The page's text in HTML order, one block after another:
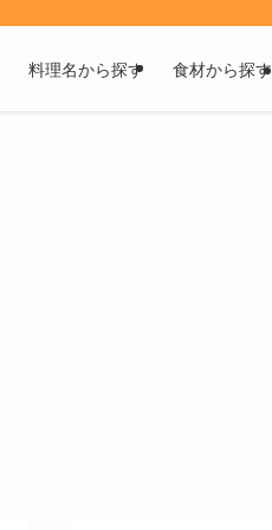
料理名から探す 食材から探す